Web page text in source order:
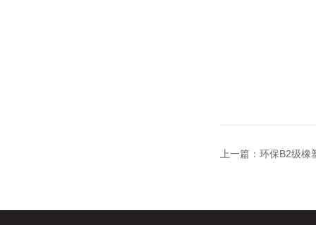
上一篇： 环保B2级橡